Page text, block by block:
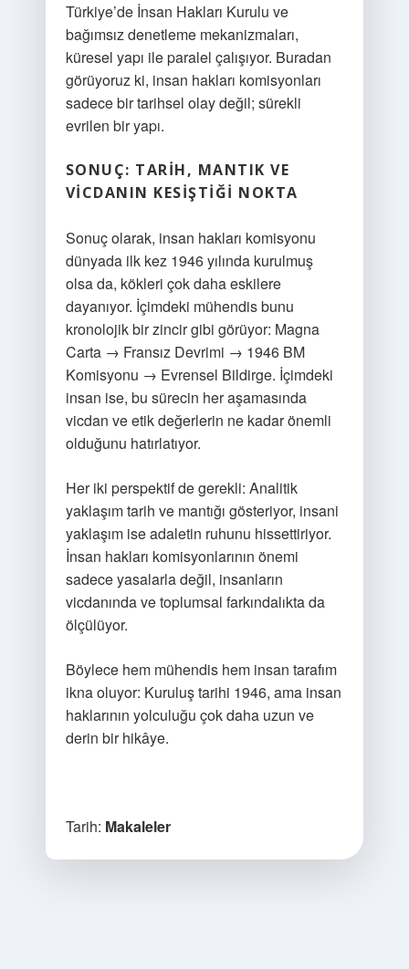
Türkiye’de İnsan Hakları Kurulu ve
bağımsız denetleme mekanizmaları,
küresel yapı ile paralel çalışıyor. Buradan
görüyoruz ki, insan hakları komisyonları
sadece bir tarihsel olay değil; sürekli
evrilen bir yapı.
SONUÇ: TARIH, MANTIK VE
VICDANIN KESIŞTIĞI NOKTA
Sonuç olarak, insan hakları komisyonu
dünyada ilk kez 1946 yılında kurulmuş
olsa da, kökleri çok daha eskilere
dayanıyor. İçimdeki mühendis bunu
kronolojik bir zincir gibi görüyor: Magna
Carta → Fransız Devrimi → 1946 BM
Komisyonu → Evrensel Bildirge. İçimdeki
insan ise, bu sürecin her aşamasında
vicdan ve etik değerlerin ne kadar önemli
olduğunu hatırlatıyor.
Her iki perspektif de gerekli: Analitik
yaklaşım tarih ve mantığı gösteriyor, insani
yaklaşım ise adaletin ruhunu hissettiriyor.
İnsan hakları komisyonlarının önemi
sadece yasalarla değil, insanların
vicdanında ve toplumsal farkındalıkta da
ölçülüyor.
Böylece hem mühendis hem insan tarafım
ikna oluyor: Kuruluş tarihi 1946, ama insan
haklarının yolculuğu çok daha uzun ve
derin bir hikâye.
Tarih: Makaleler